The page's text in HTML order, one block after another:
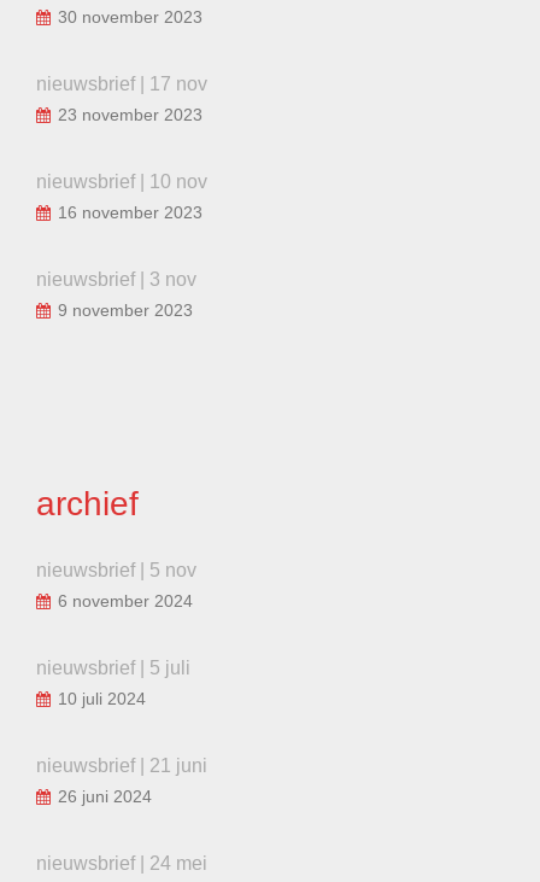
30 november 2023
nieuwsbrief | 17 nov
23 november 2023
nieuwsbrief | 10 nov
16 november 2023
nieuwsbrief | 3 nov
9 november 2023
archief
nieuwsbrief | 5 nov
6 november 2024
nieuwsbrief | 5 juli
10 juli 2024
nieuwsbrief | 21 juni
26 juni 2024
nieuwsbrief | 24 mei